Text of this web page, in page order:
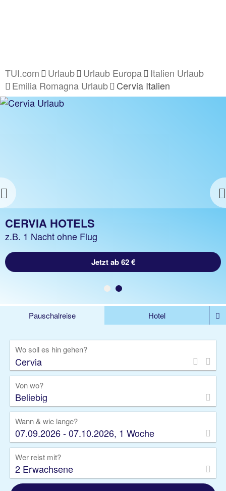
TUI.com Urlaub Urlaub Europa
Italien Urlaub
Emilia Romagna Urlaub
Cervia Italien
Previous
CERVIA URLAUB
z.B. 1 Woche Hotel inkl. Flug
Jetzt ab 924 €
CERVIA HOTELS
z.B. 1 Nacht ohne Flug
Jetzt ab 62 €
Pauschalreise
Hotel
Kreuzfahrten
Rundreisen
Privattransfer
Zusatzleistungen
Wo soll es hin gehen?
Von wo?
Beliebig
Wann & wie lange?
07.09.2026 - 07.10.2026, 1 Woche
Wer reist mit?
2 Erwachsene